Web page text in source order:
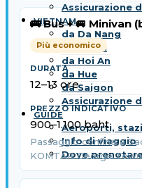
Assicurazione
VIETNAM
da Da Nang
da Hanoi
da Hoi An
da Hue
da Saigon
Assicurazione
GUIDE
Aeroporti,
Info di viaggio
Dove
🚌 Bus + 🚐 Minivan
Più economico
12–13 ore
900–1.100 baht
Passaggio confine a
KOMTAR George Town